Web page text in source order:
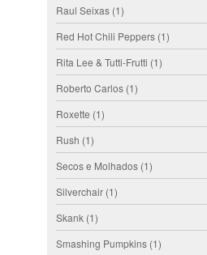
Raul Seixas (1)
Red Hot Chili Peppers (1)
Rita Lee & Tutti-Frutti (1)
Roberto Carlos (1)
Roxette (1)
Rush (1)
Secos e Molhados (1)
Silverchair (1)
Skank (1)
Smashing Pumpkins (1)